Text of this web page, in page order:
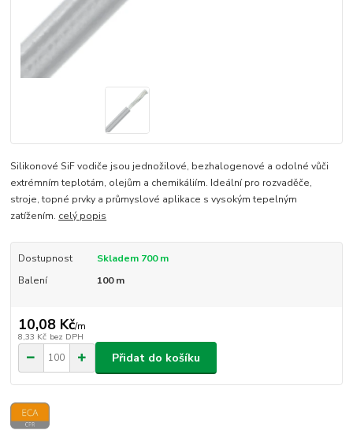
Silikonové SiF vodiče jsou jednožilové, bezhalogenové a odolné vůči
extrémním teplotám, olejům a chemikáliím. Ideální pro rozvaděče,
stroje, topné prvky a průmyslové aplikace s vysokým tepelným
zatížením. celý popis
Dostupnost
Skladem 700 m
Balení
100 m
10,08 Kč/m
8,33 Kč bez DPH
Přidat do košíku